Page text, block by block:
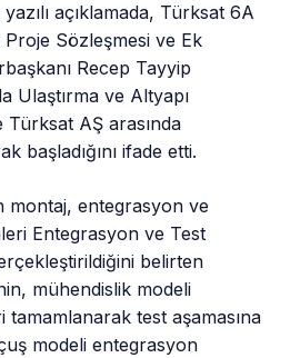
açıklamada, Türksat 6A
Sözleşmesi ve Ek
Recep Tayyip
Ulaştırma ve Altyapı
Türksat AŞ arasında
başladığını ifade etti.
entegrasyon ve
Entegrasyon ve Test
belirten
mühendislik modeli
test aşamasına
modeli entegrasyon